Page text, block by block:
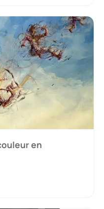
en